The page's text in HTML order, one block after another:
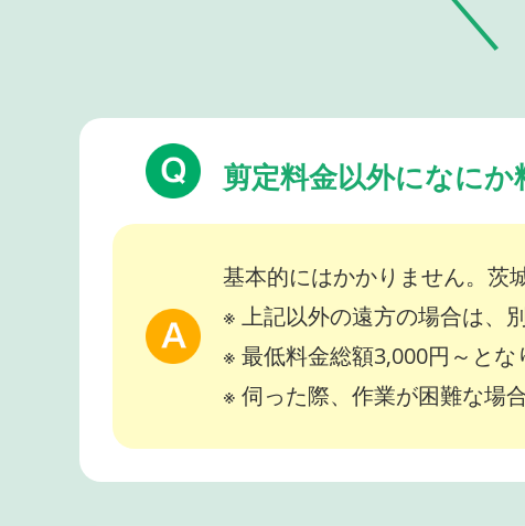
剪定料金以外になに
基本的にはかかりません。茨
※ 上記以外の遠方の場合は、
※ 最低料金総額3,000円～とな
※ 伺った際、作業が困難な場